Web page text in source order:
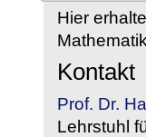
Hier
Kontakt
Prof. Dr.
Lehrstuhl